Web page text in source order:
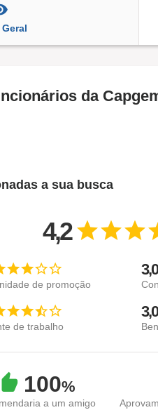
da
a sua busca
4,2
de promoção
3,0
de trabalho
3,0
100%
a um amigo